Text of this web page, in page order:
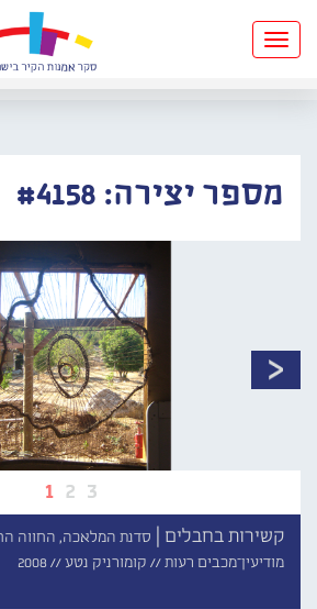
Toggle
navigation
מספר יצירה: #4158
1 2 3
קשירות בחבלים |
סדנת המלאכה, החווה
מודיעין־מכבים רעות // קומורניק נטע // 2008